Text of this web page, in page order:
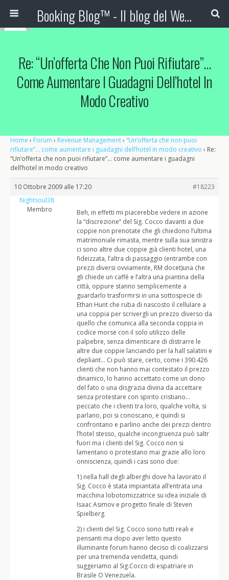
Booking Blog™ - Il blog del Web Marketing Turistico
Re: “Un’offerta Che Non Puoi Rifiutare”…
Come Aumentare I Guadagni Dell’hotel In
Modo Creativo
Home › Forum › Revenue Management› “Un’offerta che non puoi
rifiutare”… come aumentare i guadagni dell’hotel in modo creativo › Re:
“Un’offerta che non puoi rifiutare”… come aumentare i guadagni
dell’hotel in modo creativo
10 Ottobre 2009 alle 17:20
#18223
Nightsoul38
Membro
Beh, in effetti mi piacerebbe vedere in azione
la “discrezione” del Sig. Cocco davanti a due
coppie non prenotate che gli chiedono l’ultima
matrimoniale rimasta, mentre sulla sua sinistra
ci sono altre due coppie già clienti hotel, una
fideizzata, l’altra di passaggio (entrambe con
prezzi diversi ovviamente, RM docet)una che
gli chiede un caffé e l’altra una piantina della
città, oppure stanno semplicemente a
guardarlo trasformrsi in una sottospecie di
Ethan Hunt che ruba di nascosto il cellulare a
una coppia per scrivergli un prezzo diverso da
quello che comunica alla seconda coppia in
codice morse con il solo utilizzo delle
palpebre, senza dimenticare di distrarre le
altre due coppie lanciando per la hall salatini e
depliant… Ci può stare, certo, come i 390.426
clienti che non hanno mai contestato il prezzo
dinamico, lo hanno accettato come un dono
del fato o una disgrazia divina da accettare
senza protestare con spirito cristiano…
peccato che i clienti tra loro, qualche volta, si
parlano, poi si conoscano, e quindi si
confrontano e parlino anche dei prezzi dentro
l’hotel stesso, qualche incongruenza può saltr
fuori ma i clienti del Sig. Cocco non si
lamentano o protestano mai grazie allo loro
onniscienza, quindi i casi sono due:
1) nella hall degli alberghi dove ha lavorato il
Sig. Cocco è stata impiantata all’entrata una
macchina lobotomizzatrice su idea iniziale di
Isaac Asimov e progetto finale di Steven
Spielberg.
2) i clienti del Sig. Cocco sono tutti reali e
pensanti ma dopo aver letto questo
illuminante forum hanno deciso di coalizzarsi
per una tremenda vendetta, quindi
suggeriamo al Sig.Cocco di espatriare in
Brasile O Venezuela.